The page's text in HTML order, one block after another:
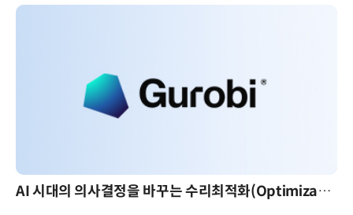
AI 시대의 의사결정을 바꾸는 수리최적화(Optimization): 실제 산업 적용 사례와 활용 전략